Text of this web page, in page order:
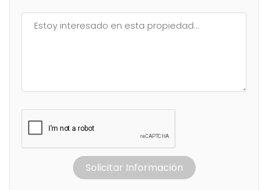
Solicitar Información